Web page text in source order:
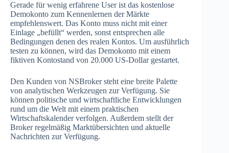
Gerade für wenig erfahrene User ist das kostenlose
Demokonto zum Kennenlernen der Märkte
empfehlenswert. Das Konto muss nicht mit einer
Einlage „befüllt“ werden, sonst entsprechen alle
Bedingungen denen des realen Kontos. Um ausführlich
testen zu können, wird das Demokonto mit einem
fiktiven Kontostand von 20.000 US-Dollar gestartet.
Den Kunden von NSBroker steht eine breite Palette
von analytischen Werkzeugen zur Verfügung. Sie
können politische und wirtschaftliche Entwicklungen
rund um die Welt mit einem praktischen
Wirtschaftskalender verfolgen. Außerdem stellt der
Broker regelmäßig Marktübersichten und aktuelle
Nachrichten zur Verfügung.